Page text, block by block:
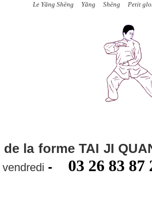
Le Yăng Shēng Yăng Shēng Petit
de la forme TAI JI
vendredi - 03 26 83 87